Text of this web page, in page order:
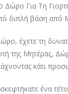
Για Τη
διπλή βάση από
έχετε τη
της Μητέρας,
κάτι
σκεφτήκατε ένα